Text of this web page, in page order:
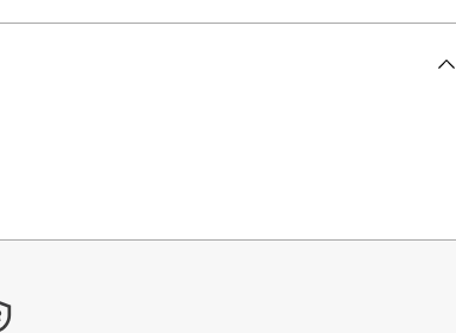
ALCOHOL, ACETYL TRIBUTYL CITRATE,